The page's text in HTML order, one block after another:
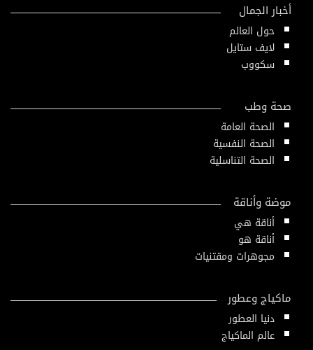
أخبار الجمال
حول العالم
لايف ستايل
سكووب
صحة وطب
الصحة العامة
الصحة النفسية
الصحة التناسلية
موضة وأناقة
أناقة هي
أناقة هو
مجوهرات ومقتنيات
ماكياج وعطور
دنيا العطور
عالم الماكياج